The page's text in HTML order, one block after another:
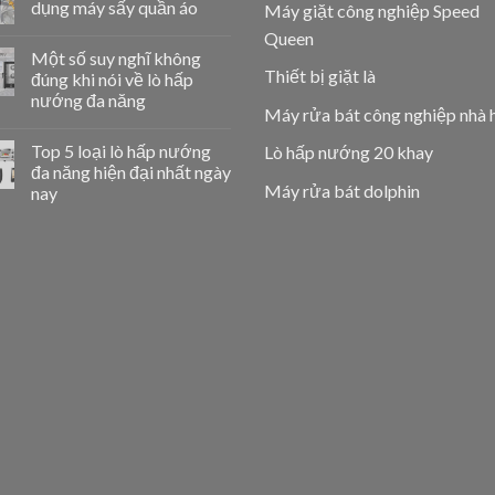
dụng máy sấy quần áo
Một số suy nghĩ không
đúng khi nói về lò hấp
nướng đa năng
Top 5 loại lò hấp nướng
đa năng hiện đại nhất ngày
nay
Máy giặt công nghiệp Speed
Queen
Thiết bị giặt là
Máy rửa bát công nghiệp nhà
Lò hấp nướng 20 khay
Máy rửa bát dolphin